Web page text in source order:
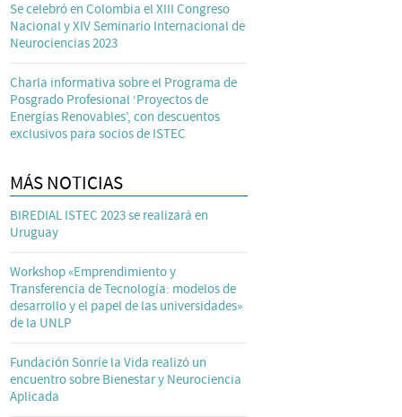
Se celebró en Colombia el XIII Congreso
Nacional y XIV Seminario Internacional de
Neurociencias 2023
Charla informativa sobre el Programa de
Posgrado Profesional ‘Proyectos de
Energías Renovables’, con descuentos
exclusivos para socios de ISTEC
MÁS NOTICIAS
BIREDIAL ISTEC 2023 se realizará en
Uruguay
Workshop «Emprendimiento y
Transferencia de Tecnología: modelos de
desarrollo y el papel de las universidades»
de la UNLP
Fundación Sonríe la Vida realizó un
encuentro sobre Bienestar y Neurociencia
Aplicada